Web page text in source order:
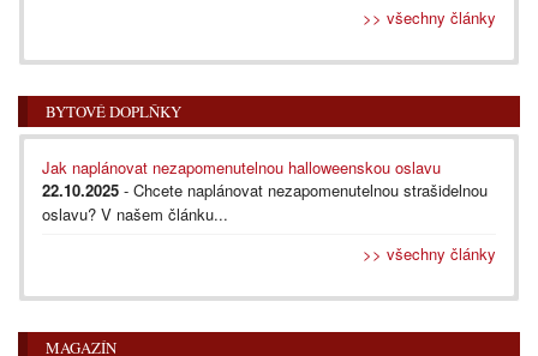
>> všechny články
BYTOVÉ DOPLŇKY
Jak naplánovat nezapomenutelnou halloweenskou oslavu
22.10.2025 - Chcete naplánovat nezapomenutelnou strašidelnou
oslavu? V našem článku...
>> všechny články
MAGAZÍN